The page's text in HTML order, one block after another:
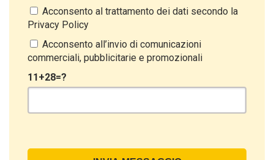
particolare:
Titolare del Trattamento
Il Titolare del Trattamento è LINCE ITALIA S.r.l., con
sede in Via Variante di Cancelliera snc 00072 –
Ariccia (RM). L’interessato può esercitare i
propri diritti inviando una raccomandata alla sede
Oggetto del Trattamento
Acconsento al trattamento dei dati secondo la
Privacy Policy
Acconsento all’invio di comunicazioni
commerciali, pubblicitarie e promozionali
11+28=?